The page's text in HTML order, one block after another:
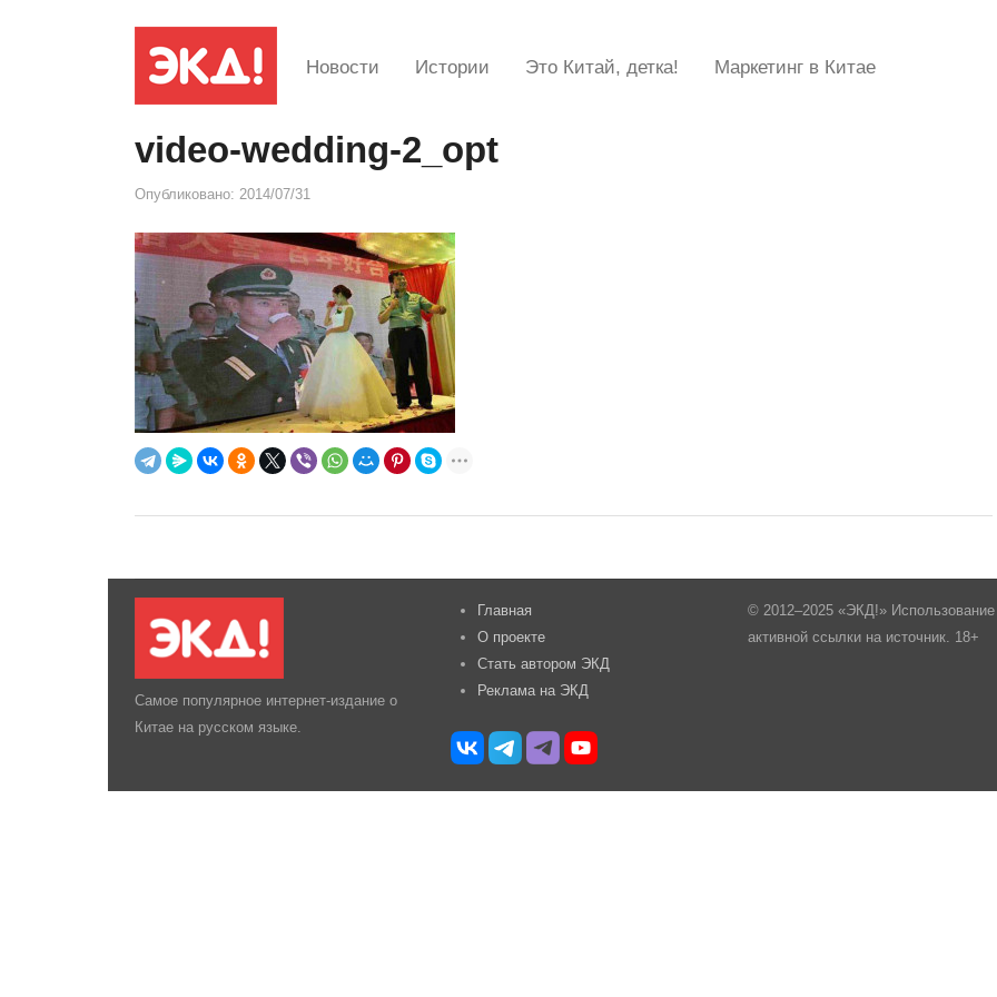
Новости Истории Это Китай, детка! Маркетинг в Китае
video-wedding-2_opt
Опубликовано: 2014/07/31
Самое популярное интернет-издание о
Китае на русском языке.
Главная
О проекте
Стать автором ЭКД
Реклама на ЭКД
© 2012–2025 «ЭКД!»
активной ссылки на источник. 18+